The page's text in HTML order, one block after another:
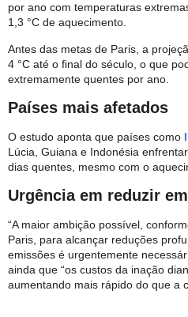
por ano com temperaturas
1,3 °C de aquecimento.
Antes das metas de Paris, a
4 °C até o final do século, o que
extremamente quentes por ano.
Países mais afetados
O estudo aponta que países como
Lúcia, Guiana e Indonésia
dias quentes, mesmo com o
Urgência em reduzir
“A maior ambição possível,
Paris, para alcançar reduções
emissões é urgentemente
ainda que “os custos da inação
aumentando mais rápido do que a